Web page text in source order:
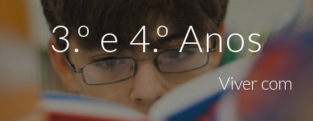
3.º e 4.º Anos
Viver com